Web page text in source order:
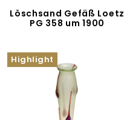
Löschsand Gefäß Loetz
PG 358 um 1900
Highlight